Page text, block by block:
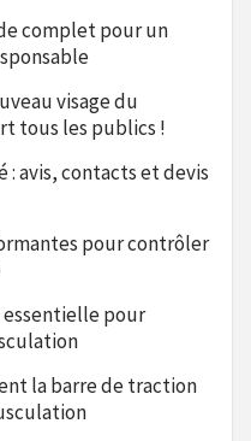
complet pour un
visage du
tous les publics !
avis, contacts et devis
pour contrôler
pour
la barre de traction